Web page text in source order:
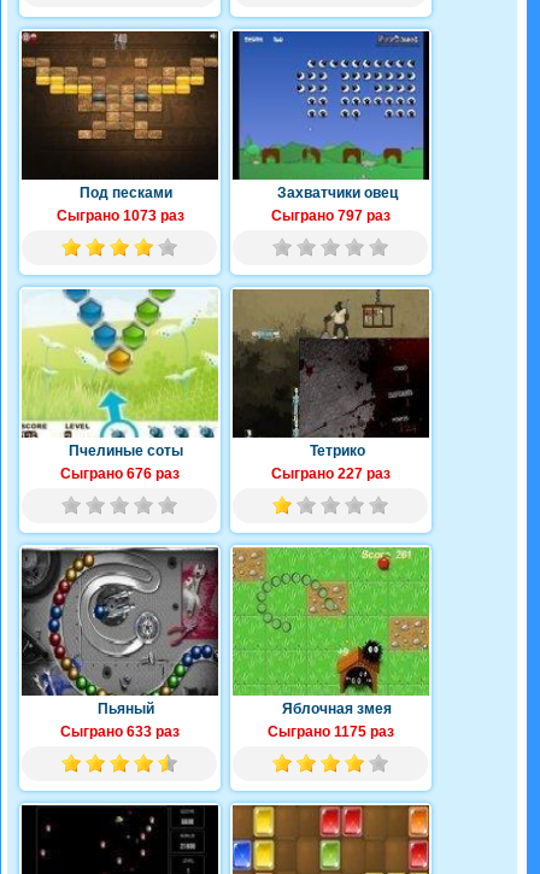
Под песками
Сыграно 1073 раз
Захватчики овец
Сыграно 797 раз
Пчелиные соты
Сыграно 676 раз
Тетрико
Сыграно 227 раз
Пьяный
Сыграно 633 раз
Яблочная змея
Сыграно 1175 раз